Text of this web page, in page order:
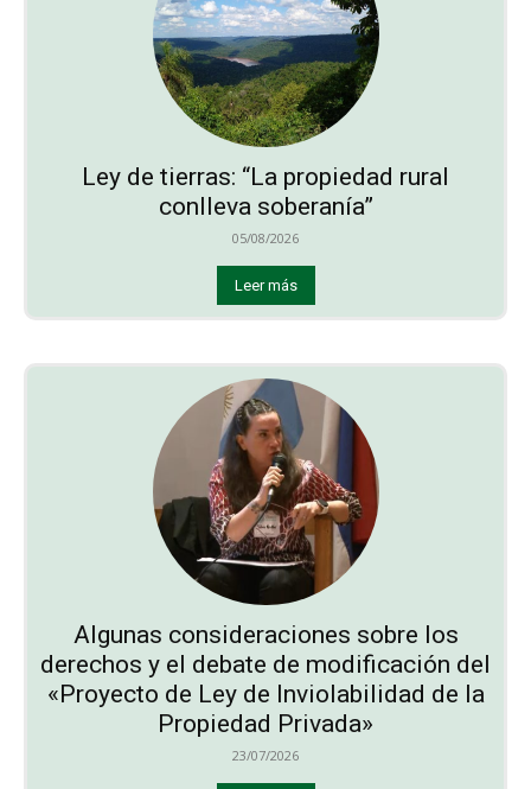
Ley de tierras: “La propiedad rural
conlleva soberanía”
05/08/2026
Leer más
Algunas consideraciones sobre los
derechos y el debate de modificación del
«Proyecto de Ley de Inviolabilidad de la
Propiedad Privada»
23/07/2026